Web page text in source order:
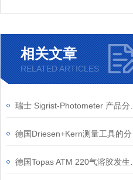
相关文章
RELATED ARTICLES